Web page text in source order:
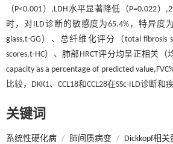
（P<0.001）,LDH水平显著降低（P=0.022
时，对ILD诊断的敏感度为65.4%，特异度
glass,t-GG）、总纤维化评分（total fibrosis
scores,t-HC）、肺部HRCT评分均呈正相关
capacity as a percentage of predicted
比较，DKK1、CCL18和CCL28在SSc-ILD诊断
关键词
系统性硬化病 / 肺间质病变 / Dickkopf相关